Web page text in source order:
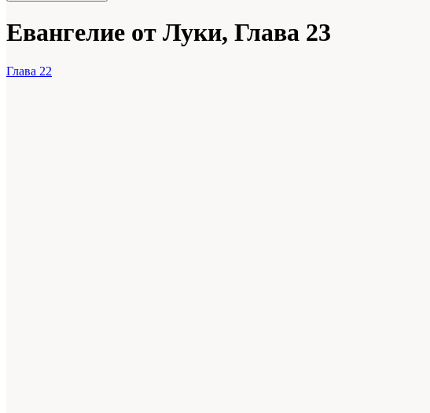
Евангелие от Луки, Глава 23
Глава 22